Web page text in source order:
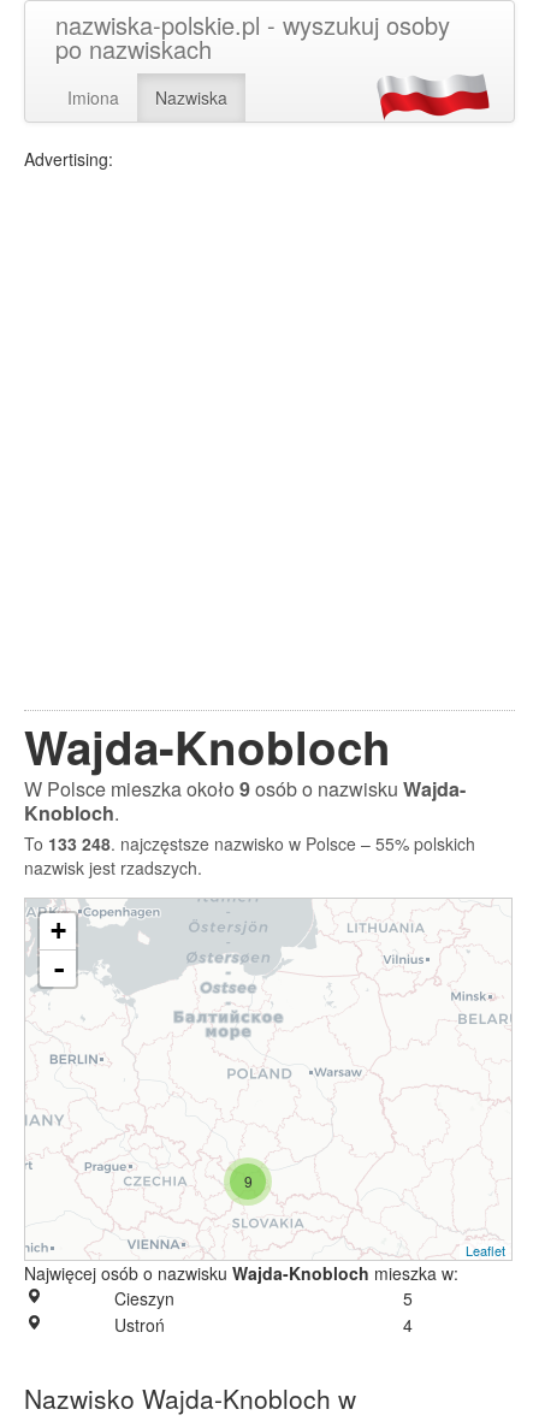
nazwiska-polskie.pl - wyszukuj osoby
po nazwiskach
Imiona Nazwiska
Advertising:
Wajda-Knobloch
W Polsce mieszka około9osób o nazwisku Wajda-
Knobloch.
To 133 248. najczęstsze nazwisko w Polsce – 55% polskich
nazwisk jest rzadszych.
9
+
-
Leaflet
Najwięcej osób o nazwisku Wajda-Knobloch mieszka w:
Cieszyn
5
Ustroń
4
Nazwisko Wajda-Knobloch w